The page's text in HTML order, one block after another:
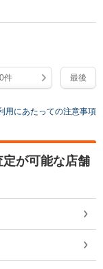
件 最後
用にあたっての注意事項
が可能な店舗